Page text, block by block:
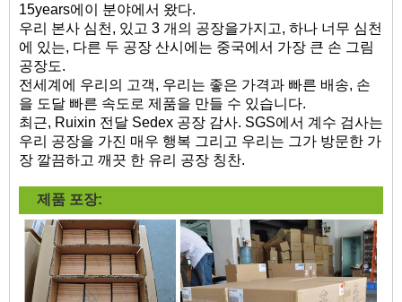
15years에이 분야에서 왔다.
우리 본사 심천, 있고 3 개의 공장을가지고, 하나 너무 심천
에 있는, 다른 두 공장 산시에는 중국에서 가장 큰 손 그림
공장도.
전세계에 우리의 고객, 우리는 좋은 가격과 빠른 배송, 손
을 도달 빠른 속도로 제품을 만들 수 있습니다.
최근, Ruixin 전달 Sedex 공장 감사. SGS에서 계수 검사는
우리 공장을 가진 매우 행복 그리고 우리는 그가 방문한 가
장 깔끔하고 깨끗 한 유리 공장 칭찬.
제품 포장: